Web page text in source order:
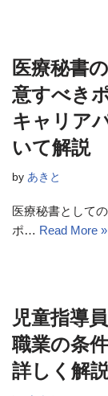
医療秘書
意すべき
キャリア
いて解説
by あきと
医療秘書として
ポ… Read More »
児童指導
職業の条
詳しく解